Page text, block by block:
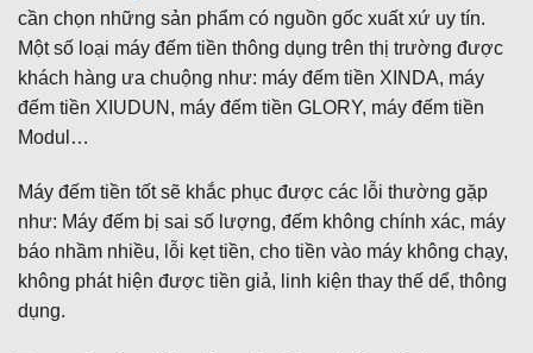
cần chọn những sản phẩm có nguồn gốc xuất xứ uy tín.
Một số loại máy đếm tiền thông dụng trên thị trường được
khách hàng ưa chuộng như: máy đếm tiền XINDA, máy
đếm tiền XIUDUN, máy đếm tiền GLORY, máy đếm tiền
Modul…
Máy đếm tiền tốt sẽ khắc phục được các lỗi thường gặp
như: Máy đếm bị sai số lượng, đếm không chính xác, máy
báo nhầm nhiều, lỗi kẹt tiền, cho tiền vào máy không chạy,
không phát hiện được tiền giả, linh kiện thay thế dể, thông
dụng.